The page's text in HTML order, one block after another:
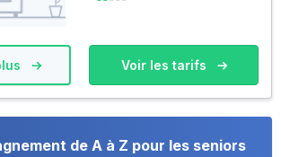
Voir les tarifs
de A à Z pour les seniors